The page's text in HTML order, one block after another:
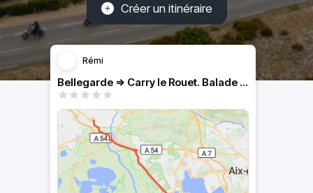
Créer un itinéraire
Rémi
Bellegarde => Carry le Rouet. Balade à 2 motos